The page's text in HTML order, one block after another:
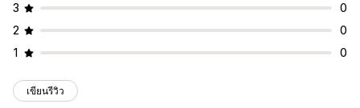
3
0
2
0
1
0
เขียนรีวิว